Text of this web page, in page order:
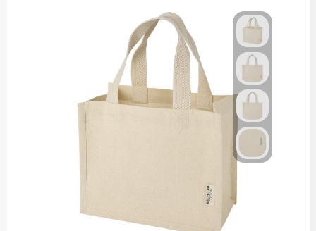
Persoonlijke verzorging